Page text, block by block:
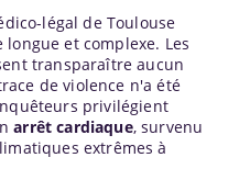
légal de Toulouse
et complexe. Les
transparaître aucun
de violence n'a été
privilégient
arrêt cardiaque, survenu
extrêmes à